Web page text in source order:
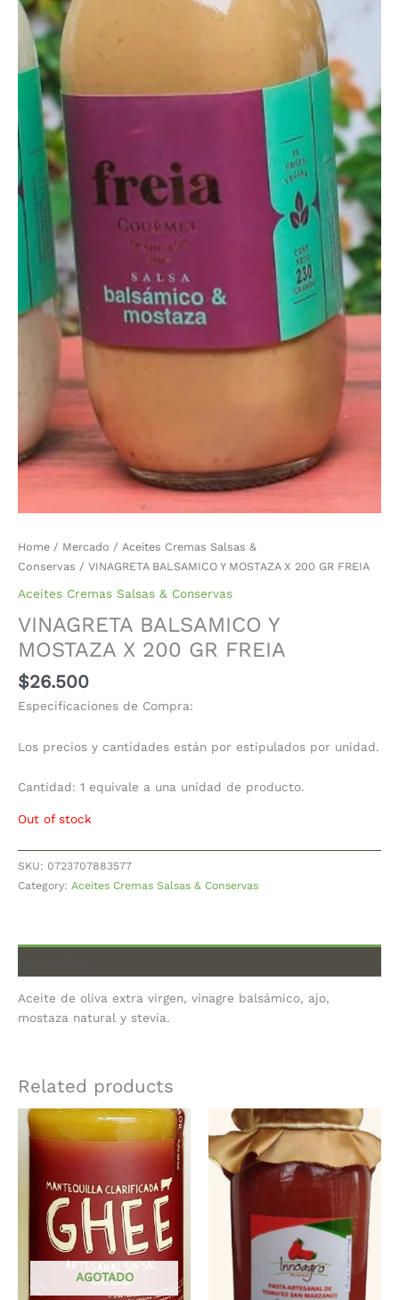
Home / Mercado / Aceites Cremas Salsas &
Conservas / VINAGRETA BALSAMICO Y MOSTAZA X 200 GR FREIA
Aceites Cremas Salsas & Conservas
VINAGRETA BALSAMICO Y
MOSTAZA X 200 GR FREIA
$26.500
Especificaciones de Compra:
Los precios y cantidades están por estipulados por unidad.
Cantidad: 1 equivale a una unidad de producto.
Out of stock
SKU: 0723707883577
Category: Aceites Cremas Salsas & Conservas
Aceite de oliva extra virgen, vinagre balsámico, ajo,
mostaza natural y stevia.
Related products
AGOTADO